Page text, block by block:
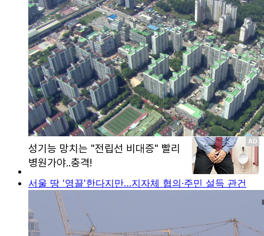
서울 땅 '영끌'한다지만…지자체 협의·주민 설득 관건